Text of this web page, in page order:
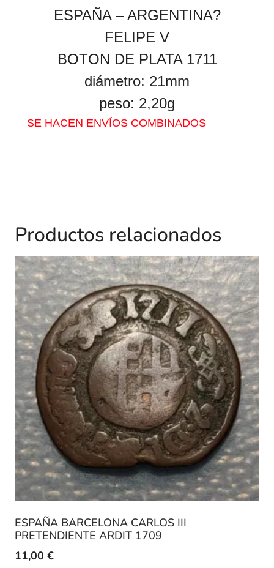
ESPAÑA – ARGENTINA?
FELIPE V
BOTON DE PLATA 1711
diámetro: 21mm
peso: 2,20g
SE HACEN ENVÍOS COMBINADOS
Productos relacionados
ESPAÑA BARCELONA CARLOS III
PRETENDIENTE ARDIT 1709
11,00 €